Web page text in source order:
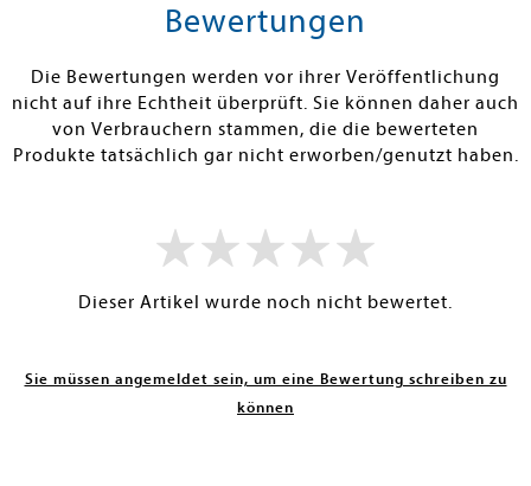
Warenkorb
Bewertungen
Die Bewertungen werden vor ihrer Veröffentlichung
nicht auf ihre Echtheit überprüft. Sie können daher auch
von Verbrauchern stammen, die die bewerteten
Produkte tatsächlich gar nicht erworben/genutzt haben.
Dieser Artikel wurde noch nicht bewertet.
Sie müssen angemeldet sein, um eine Bewertung schreiben zu
können